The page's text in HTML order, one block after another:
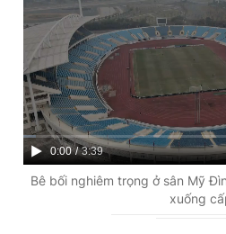
C
u
0:00 / D
u
3:39
Bê bối nghiêm trọng ở sân Mỹ
xuống